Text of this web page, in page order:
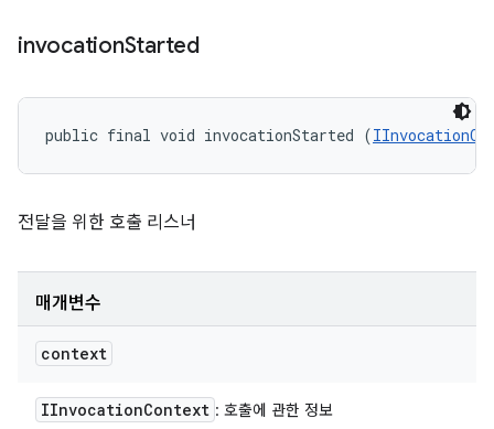
invocationStarted
public final void invocationStarted (
전달을 위한 호출 리스너
매개변수
context
IInvocationContext : 호출에 관한 정보